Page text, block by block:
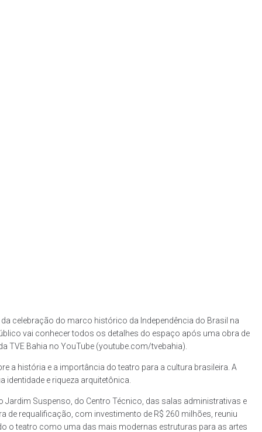
celebração do marco histórico da Independência do Brasil na
vai conhecer todos os detalhes do espaço após uma obra de
TVE Bahia no YouTube (youtube.com/tvebahia).
a história e a importância do teatro para a cultura brasileira. A
e riqueza arquitetônica.
Suspenso, do Centro Técnico, das salas administrativas e
de requalificação, com investimento de R$ 260 milhões, reuniu
o teatro como uma das mais modernas estruturas para as artes